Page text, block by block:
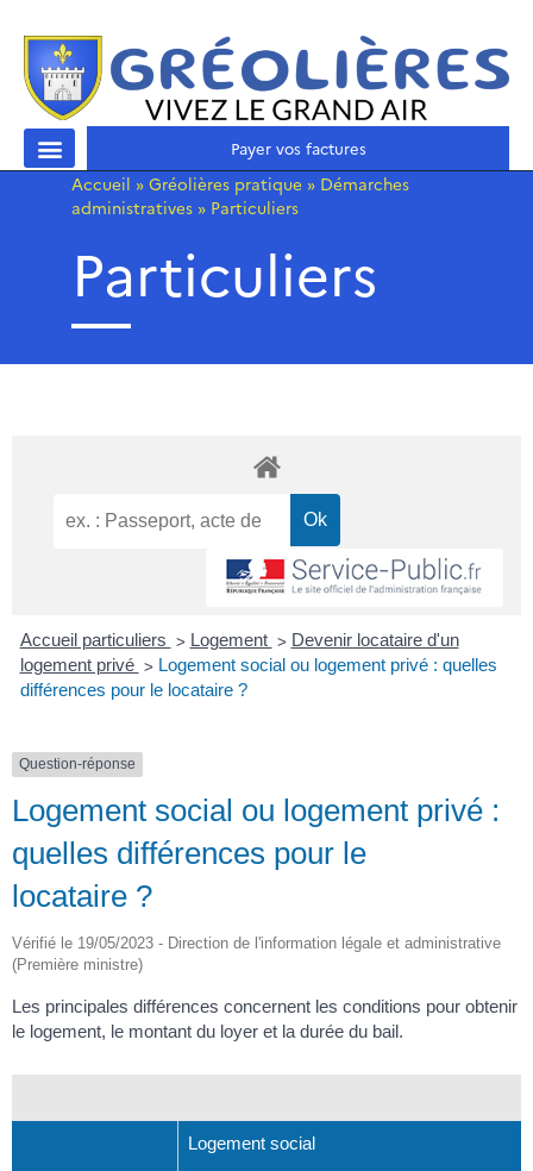
Payer vos factures
Accueil » Gréolières pratique » Démarches
administratives » Particuliers
Particuliers
Accueil particuliers > Logement > Devenir locataire d'un
logement privé > Logement social ou logement privé : quelles
différences pour le locataire ?
Question-réponse
Logement social ou logement privé :
quelles différences pour le
locataire ?
Vérifié le 19/05/2023 - Direction de l'information légale et administrative
(Première ministre)
Les principales différences concernent les conditions pour obtenir
le logement, le montant du loyer et la durée du bail.
Logement social